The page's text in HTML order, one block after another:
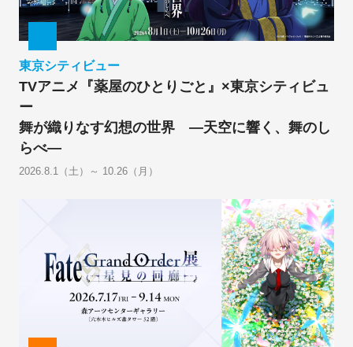
東京シティビュー
TVアニメ『薬屋のひとりごと』×東京シティビュ
ー
舞が織りなす幻想の世界 ―天空に響く、舞のし
らべ―
2026.8.1（土）～ 10.26（月）